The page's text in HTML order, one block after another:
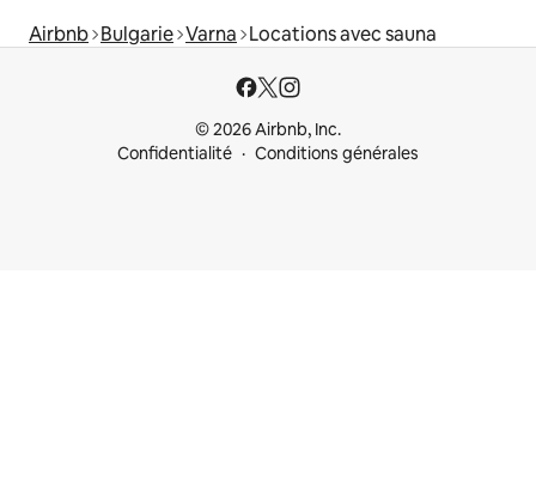
Airbnb Bulgarie Varna Locations avec sauna
© 2026 Airbnb, Inc.
Confidentialité
Conditions générales